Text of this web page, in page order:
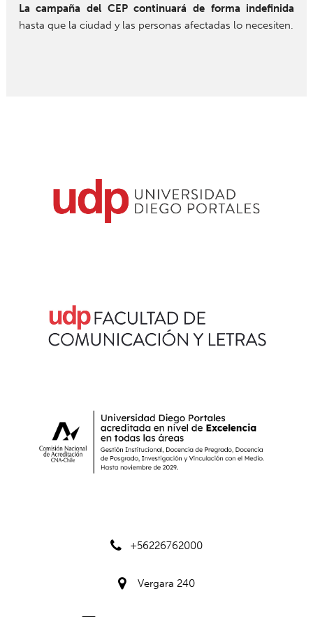
La campaña del CEP continuará de forma indefinida
hasta que la ciudad y las personas afectadas lo necesiten.
+56226762000
Vergara 240